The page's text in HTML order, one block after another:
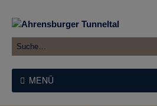
MENÜ